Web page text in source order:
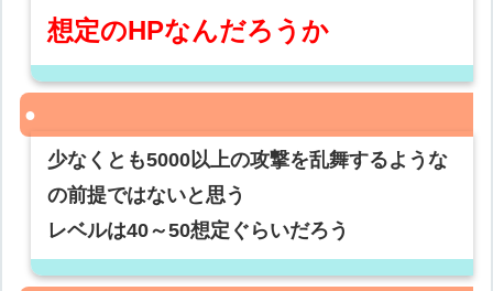
想定のHPなんだろうか
少なくとも5000以上の攻撃を乱舞するような
の前提ではないと思う
レベルは40～50想定ぐらいだろう